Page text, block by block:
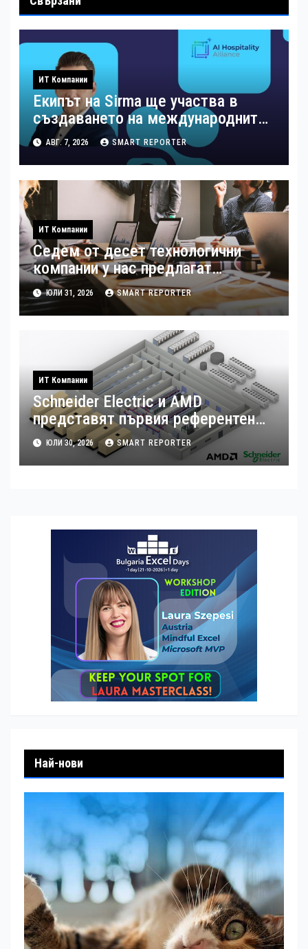
ИТ Компании
Екипът на Sirma ще участва в
създаването на международните
стандарти за навлизане на
изкуствен интелект в
хотелиерството
АВГ. 7, 2026 SMART REPORTER
ИТ Компании
Седем от десет технологични
компании у нас предлагат
хибридна работа
ЮЛИ 31, 2026 SMART REPORTER
ИТ Компании
Schneider Electric и AMD
представят първия референтен
дизайн на платформата Helios за
ускорено изграждане на фабрики
за ИИ
ЮЛИ 30, 2026 SMART REPORTER
Най-нови